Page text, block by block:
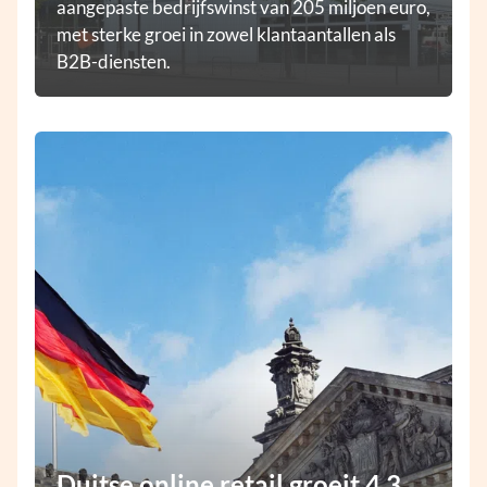
aangepaste bedrijfswinst van 205 miljoen euro,
met sterke groei in zowel klantaantallen als
B2B-diensten.